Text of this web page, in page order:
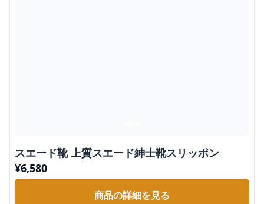
スエード靴 上質スエード紳士靴スリッポン
¥6,580
商品の詳細を見る